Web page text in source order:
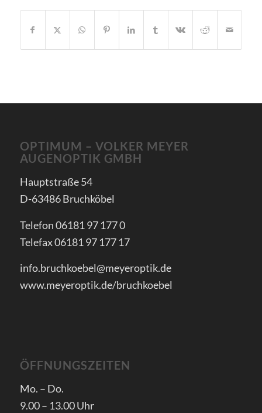
OPTIMUM – VOLKER MEYER
AUGENOPTIK GMBH
Hauptstraße 54
D-63486 Bruchköbel
Telefon 06181 97 177 0
Telefax 06181 97 177 17
info.bruchkoebel@meyeroptik.de
www.meyeroptik.de/bruchkoebel
ÖFFNUNGSZEITEN
Mo. – Do.
9.00 – 13.00 Uhr